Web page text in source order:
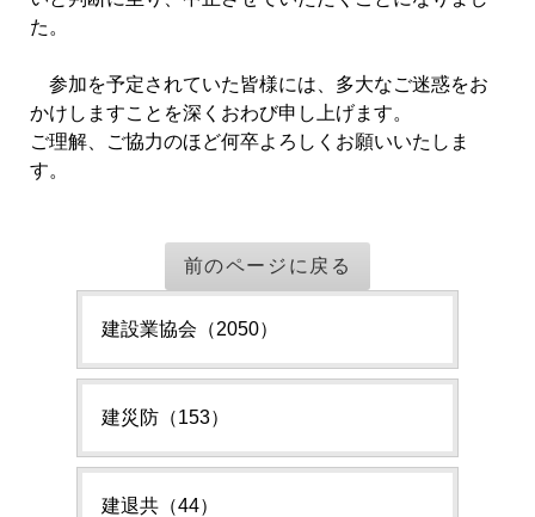
た。
参加を予定されていた皆様には、多大なご迷惑をお
かけしますことを深くおわび申し上げます。
ご理解、ご協力のほど何卒よろしくお願いいたしま
す。
前のページに戻る
建設業協会（2050）
建災防（153）
建退共（44）